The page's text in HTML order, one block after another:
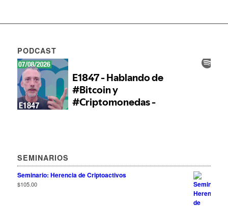
PODCAST
SEMINARIOS
Seminario: Herencia de Criptoactivos
$105.00